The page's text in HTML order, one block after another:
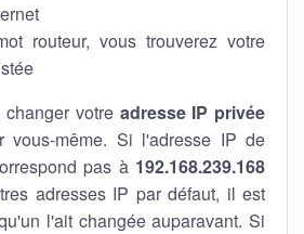
routeur, vous trouverez votre
votre adresse IP privée
vous-même. Si l'adresse IP de
pas à 192.168.239.168
adresses IP par défaut, il est
l'ait changée auparavant. Si